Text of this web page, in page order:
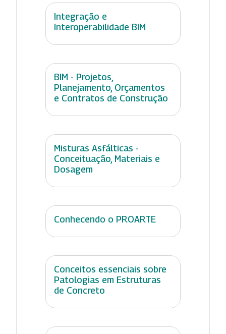
Integração e
Interoperabilidade BIM
BIM - Projetos,
Planejamento, Orçamentos
e Contratos de Construção
Misturas Asfálticas -
Conceituação, Materiais e
Dosagem
Conhecendo o PROARTE
Conceitos essenciais sobre
Patologias em Estruturas
de Concreto